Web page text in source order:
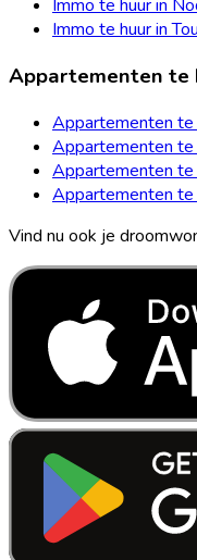
Immo te huur in
Immo te huur in
Appartementen te
Appartementen te
Appartementen te
Appartementen te
Appartementen te
Vind nu ook je